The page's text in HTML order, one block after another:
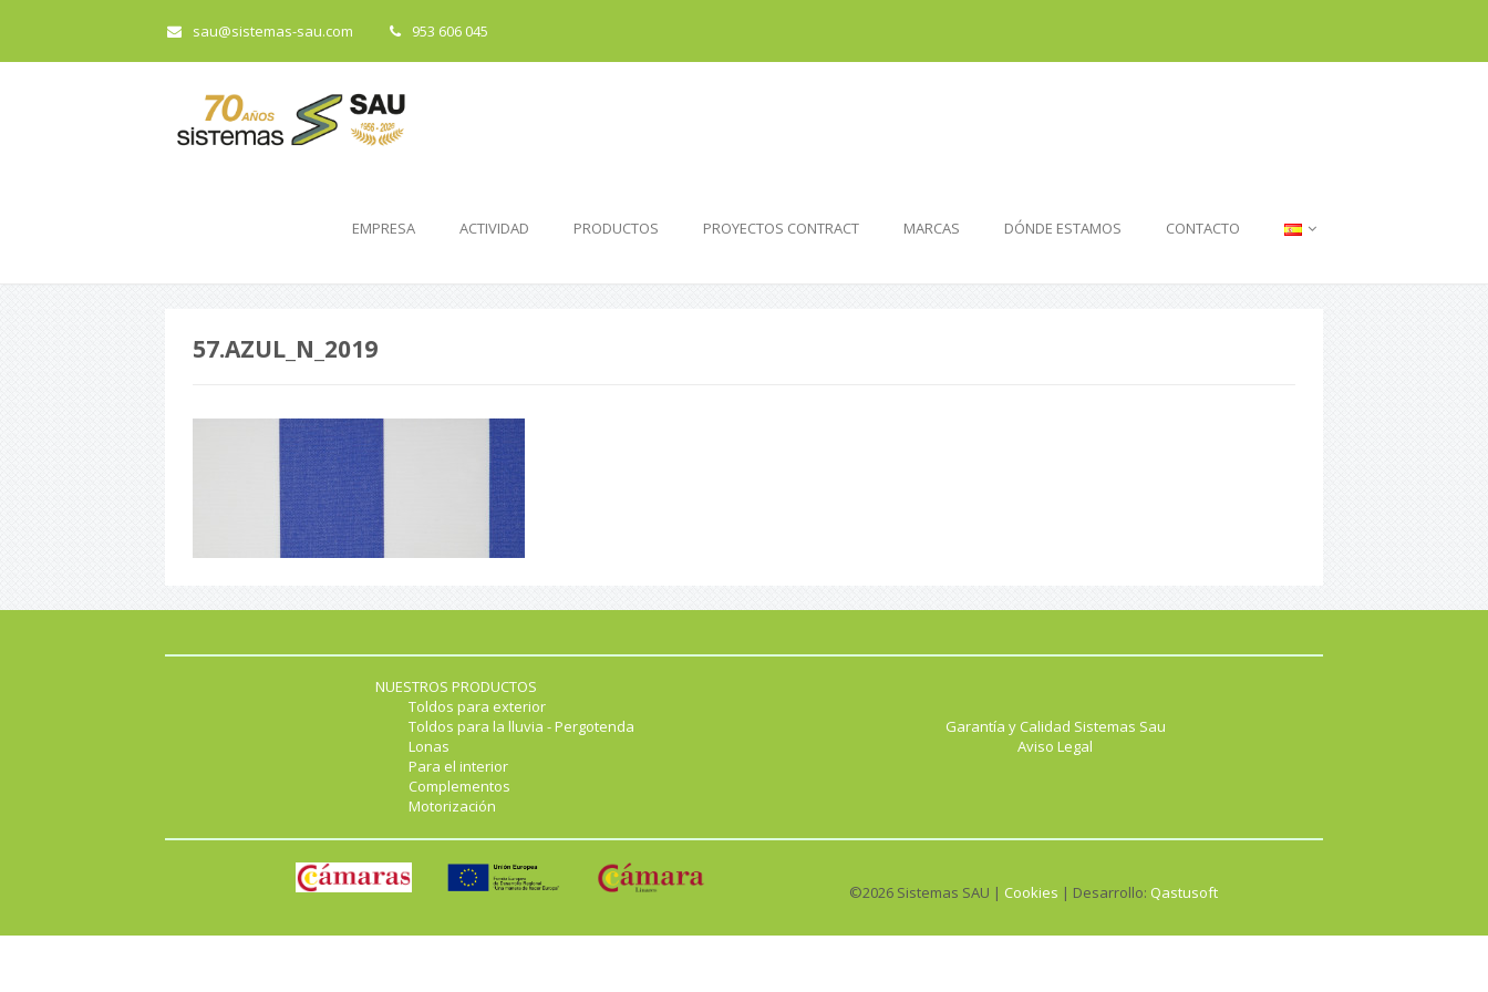
sau@sistemas-sau.com 953 606 045
EMPRESA ACTIVIDAD PRODUCTOS PROYECTOS CONTRACT MARCAS DÓNDE ESTAMOS CONTACTO
57.AZUL_N_2019
NUESTROS PRODUCTOS
Toldos para exterior
Toldos para la lluvia - Pergotenda
Lonas
Para el interior
Complementos
Motorización
Garantía y Calidad Sistemas Sau
Aviso Legal
©2026 Sistemas SAU | Cookies | Desarrollo: Qastusoft